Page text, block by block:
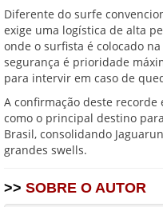
Diferente do surfe
exige uma logística de alta
onde o surfista é colocado
segurança é prioridade
para intervir em caso de
A confirmação deste
como o principal destino
Brasil, consolidando
grandes swells.
>> SOBRE O AUTOR